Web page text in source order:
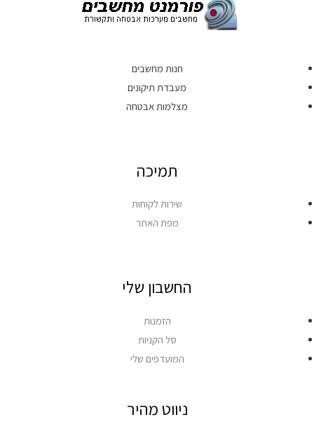
חנות מחשבים
מעבדת תיקונים
מצלמות אבטחה
תמיכה
שירות לקוחות
מפת האתר
החשבון שלי
הזמנות
סל הקניות
המועדפים שלי
ניווט מהיר